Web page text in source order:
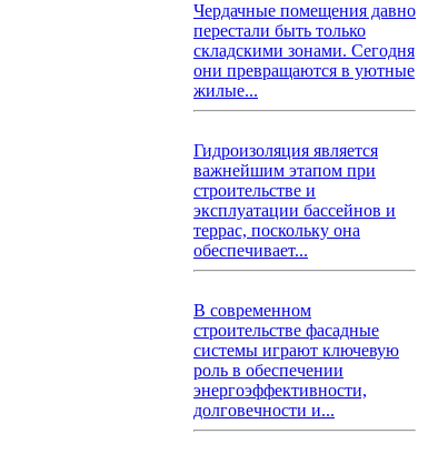
Чердачные помещения давно
перестали быть только
складскими зонами. Сегодня
они превращаются в уютные
жилые...
Гидроизоляция является
важнейшим этапом при
строительстве и
эксплуатации бассейнов и
террас, поскольку она
обеспечивает...
В современном
строительстве фасадные
системы играют ключевую
роль в обеспечении
энергоэффективности,
долговечности и...